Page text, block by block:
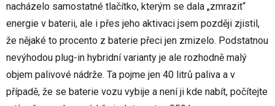
nacházelo samostatné tlačítko, kterým se dala „zmrazit“
energie v baterii, ale i přes jeho aktivaci jsem později zjistil,
že nějaké to procento z baterie přeci jen zmizelo. Podstatnou
nevýhodou plug-in hybridní varianty je ale rozhodně malý
objem palivové nádrže. Ta pojme jen 40 litrů paliva a v
případě, že se baterie vozu vybije a není ji kde nabít, počítejte